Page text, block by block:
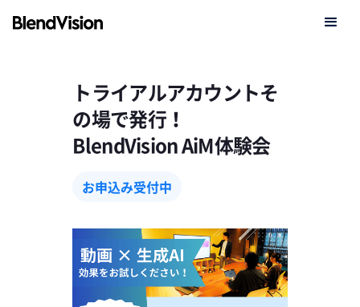
トライアルアカウントそ
の場で発行！
BlendVision AiM体験会
お申込み受付中